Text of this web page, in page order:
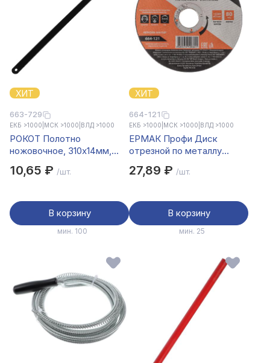
ХИТ
663-729
ЕКБ >1000 МСК >1000 ВЛД >1000
РОКОТ Полотно
ножовочное, 310х14мм,
10,65 ₽ /шт.
В корзину
мин. 100
ХИТ
664-121
ЕКБ >1000 МСК >1000 ВЛД >1000
ЕРМАК Профи Диск
отрезной по металлу
27,89 ₽ /шт.
В корзину
мин. 25